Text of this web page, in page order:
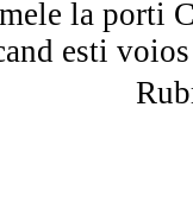
la porti
esti